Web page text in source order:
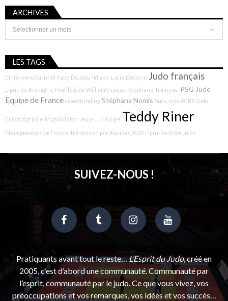
ARCHIVES
Archives
LES TAGS
L'interview du lundi Pape Doudou Ndiaye Lucie Décosse Judo français
Ligue de Bretagne Pour le judo William Cysique Stéphane Traineau PSG Judo
Equipe de France crowdfunding Stéphane Nomis Sucy Judo ACBB Judo
Crédit Agricole Magali Baton Jean-Luc Rougé Teddy Riner
Championnats de France 1re division par équipes 2020 Ligue de la Réunion
SUIVEZ-NOUS !
Pratiquants avant tout le reste…L’Esprit du Judo, créé en
2005, c’est d’abord une communauté. Communauté par
l’esprit, communauté par le judo. Ce que vous vivez, vos
préoccupations et vos remarques, vos idées et vos succès…